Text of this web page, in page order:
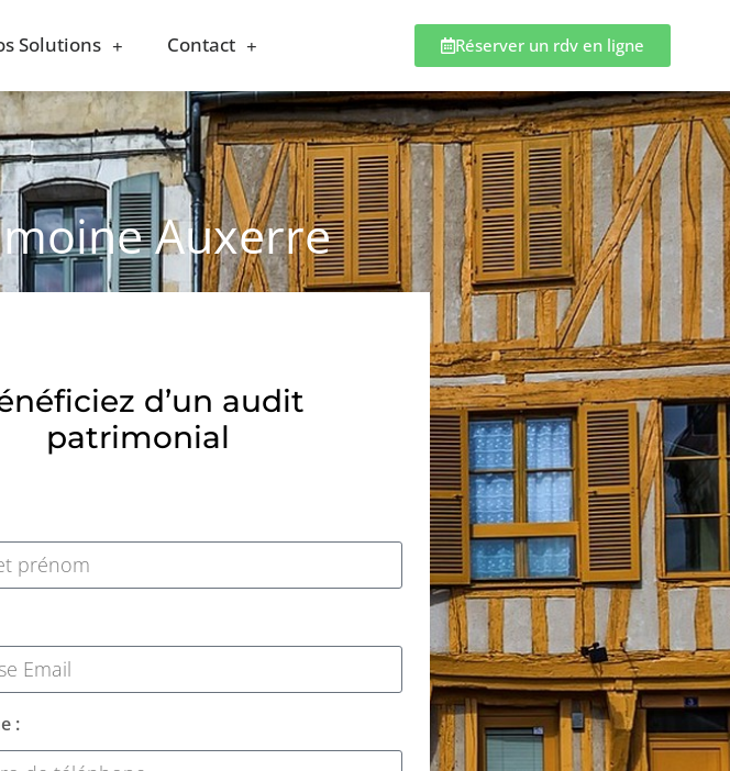
Solutions Contact Réserver un rdv en ligne
Auxerre
d’un audit
patrimonial
: